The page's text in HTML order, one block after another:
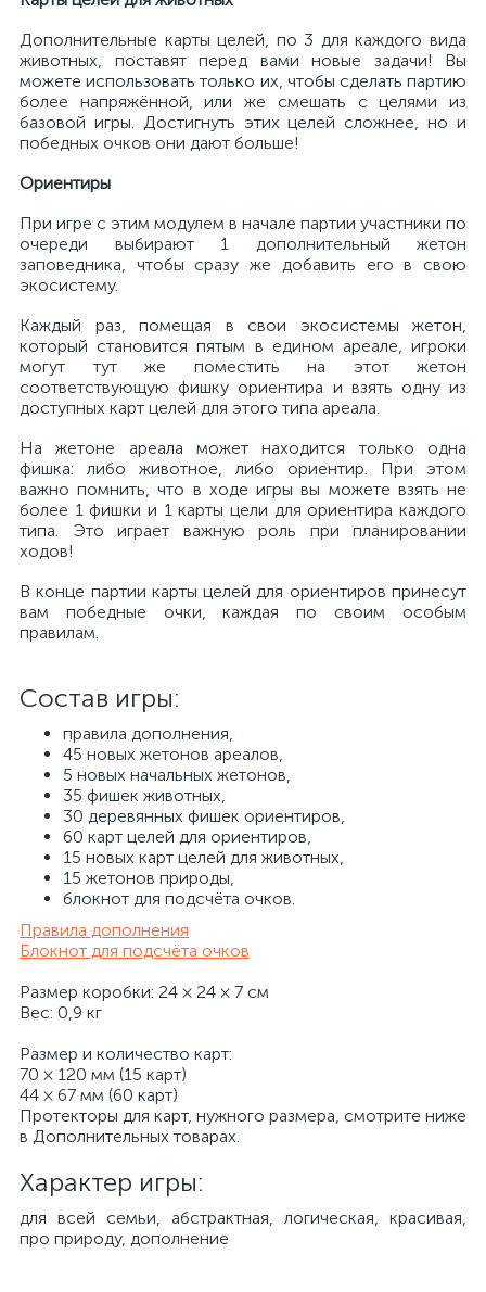
Дополнительные карты целей, по 3 для каждого вида
животных, поставят перед вами новые задачи! Вы
можете использовать только их, чтобы сделать партию
более напряжённой, или же смешать с целями из
базовой игры. Достигнуть этих целей сложнее, но и
победных очков они дают больше!
Ориентиры
При игре с этим модулем в начале партии участники по
очереди выбирают 1 дополнительный жетон
заповедника, чтобы сразу же добавить его в свою
экосистему.
Каждый раз, помещая в свои экосистемы жетон,
который становится пятым в едином ареале, игроки
могут тут же поместить на этот жетон
соответствующую фишку ориентира и взять одну из
доступных карт целей для этого типа ареала.
На жетоне ареала может находится только одна
фишка: либо животное, либо ориентир. При этом
важно помнить, что в ходе игры вы можете взять не
более 1 фишки и 1 карты цели для ориентира каждого
типа. Это играет важную роль при планировании
ходов!
В конце партии карты целей для ориентиров принесут
вам победные очки, каждая по своим особым
правилам.
Состав игры:
правила дополнения,
45 новых жетонов ареалов,
5 новых начальных жетонов,
35 фишек животных,
30 деревянных фишек ориентиров,
60 карт целей для ориентиров,
15 новых карт целей для животных,
15 жетонов природы,
блокнот для подсчёта очков.
Правила дополнения
Блокнот для подсчёта очков
Размер коробки: 24 × 24 × 7 см
Вес: 0,9 кг
Размер и количество карт:
70 × 120 мм (15 карт)
44 × 67 мм (60 карт)
Протекторы для карт, нужного размера, смотрите ниже
в Дополнительных товарах.
Характер игры:
для всей семьи, абстрактная, логическая, красивая,
про природу, дополнение